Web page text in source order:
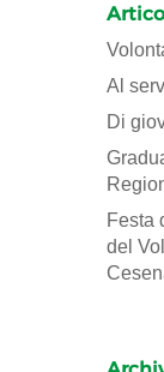
Al
Di
Festa
del